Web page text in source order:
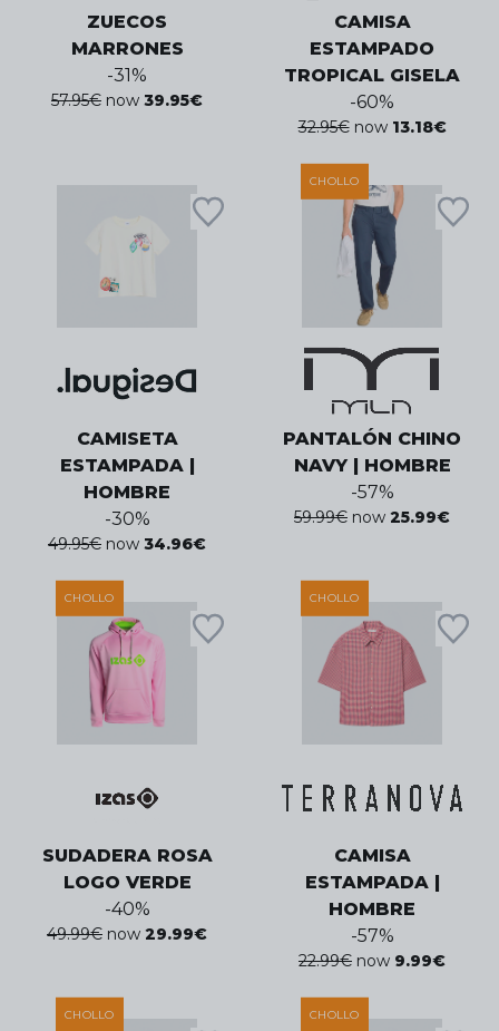
ZUECOS
MARRONES
-31%
57.95€ now 39.95€
CAMISA
ESTAMPADO
TROPICAL GISELA
-60%
32.95€ now 13.18€
CAMISETA
ESTAMPADA |
HOMBRE
-30%
49.95€ now 34.96€
CHOLLO
PANTALÓN CHINO
NAVY | HOMBRE
-57%
59.99€ now 25.99€
CHOLLO
SUDADERA ROSA
LOGO VERDE
-40%
49.99€ now 29.99€
CHOLLO
CAMISA
ESTAMPADA |
HOMBRE
-57%
22.99€ now 9.99€
CHOLLO CHOLLO